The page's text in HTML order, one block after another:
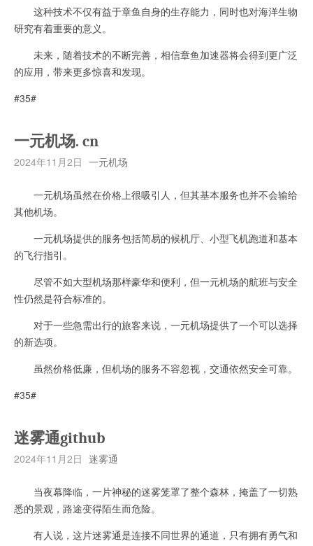
这种技术不仅有益于章鱼自身的生存能力，同时也对海洋生物
研究有着重要的意义。
未来，随着技术的不断完善，相信章鱼加速器将会得到更广泛
的应用，带来更多惊喜和发现。
#35#
一元机场. cn
2024年11月2日 一元机场
一元机场虽然在价格上很吸引人，但其基本服务也并不会输给
其他机场。
一元机场提供的服务包括简易的候机厅、小型飞机跑道和基本
的飞行指引。
尽管不如大型机场那样豪华和便利，但一元机场的航班与安全
性仍然是符合标准的。
对于一些急需出行的旅客来说，一元机场提供了一个可以选择
的新选项。
虽然价格低廉，但机场的服务不容忽视，交通依然安全可靠。
#35#
迷雾通github
2024年11月2日 迷雾通
当夜幕降临，一片神秘的迷雾笼罩了整个森林，掩盖了一切熟
悉的景观，路途变得陌生而危险。
有人说，这片迷雾通是连接不同世界的通道，只有拥有勇气和